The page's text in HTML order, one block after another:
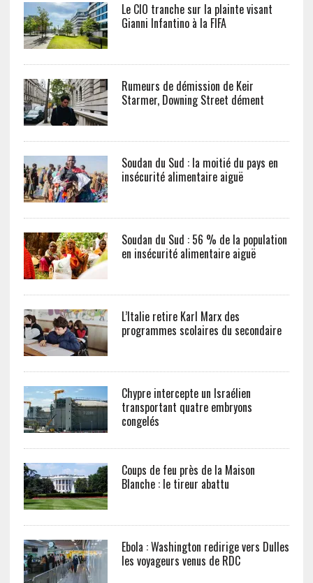
Le CIO tranche sur la plainte visant
Gianni Infantino à la FIFA
Rumeurs de démission de Keir
Starmer, Downing Street dément
Soudan du Sud : la moitié du pays en
insécurité alimentaire aiguë
Soudan du Sud : 56 % de la population
en insécurité alimentaire aiguë
L’Italie retire Karl Marx des
programmes scolaires du secondaire
Chypre intercepte un Israélien
transportant quatre embryons
congelés
Coups de feu près de la Maison
Blanche : le tireur abattu
Ebola : Washington redirige vers Dulles
les voyageurs venus de RDC